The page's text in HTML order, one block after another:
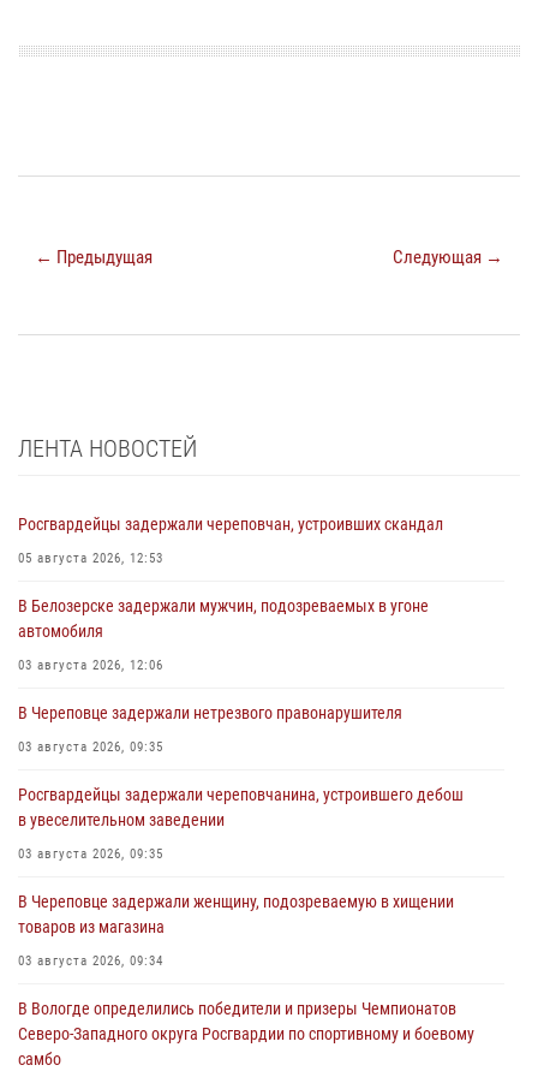
← Предыдущая Следующая →
ЛЕНТА НОВОСТЕЙ
Росгвардейцы задержали череповчан, устроивших скандал
05 августа 2026, 12:53
В Белозерске задержали мужчин, подозреваемых в угоне
автомобиля
03 августа 2026, 12:06
В Череповце задержали нетрезвого правонарушителя
03 августа 2026, 09:35
Росгвардейцы задержали череповчанина, устроившего дебош
в увеселительном заведении
03 августа 2026, 09:35
В Череповце задержали женщину, подозреваемую в хищении
товаров из магазина
03 августа 2026, 09:34
В Вологде определились победители и призеры Чемпионатов
Северо-Западного округа Росгвардии по спортивному и боевому
самбо